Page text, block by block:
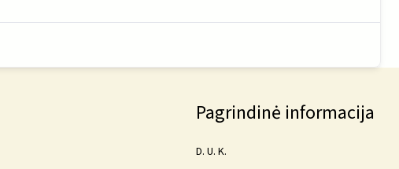
Pagrindinė informacija
D. U. K.